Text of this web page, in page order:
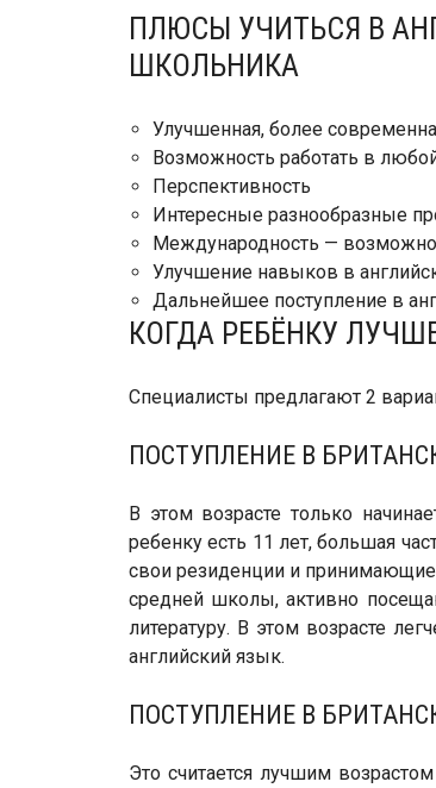
ПЛЮСЫ УЧИТЬСЯ В
ШКОЛЬНИКА
Улучшенная, более
Возможность работать в
Перспективность
Интересные разнообразные
Международность —
Улучшение навыков в
Дальнейшее поступление в
КОГДА РЕБЁНКУ
Специалисты предлагают 2
ПОСТУПЛЕНИЕ В
В этом возрасте только
ребенку есть 11 лет, большая
свои резиденции и
средней школы, активно
литературу. В этом возрасте
английский язык.
ПОСТУПЛЕНИЕ В
Это считается лучшим